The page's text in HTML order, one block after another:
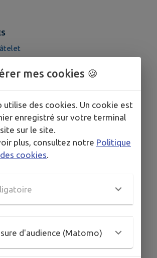
mes cookies 🍪
utilise des cookies. Un cookie est
enregistré sur votre terminal
sur le site.
plus, consultez notre Politique
cookies.
d'audience (Matomo)